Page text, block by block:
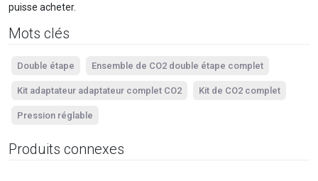
puisse acheter.
Mots clés
Double étape Ensemble de CO2 double étape complet
Kit adaptateur adaptateur complet CO2 Kit de CO2 complet
Pression réglable
Produits connexes